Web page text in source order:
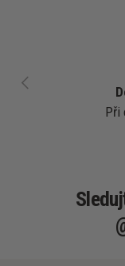
PŘEDCHOZÍ
Při